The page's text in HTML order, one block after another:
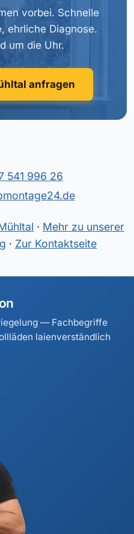
vorbei. Schnelle
ehrliche Diagnose.
um die Uhr.
anfragen
541 996 26
· Mehr zu unserer
· Zur Kontaktseite
— Fachbegriffe
laienverständlich